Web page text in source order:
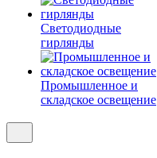
Светодиодные
гирлянды
Промышленное и
складское освещение